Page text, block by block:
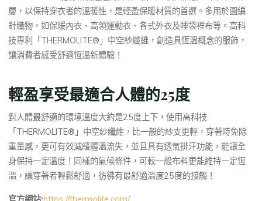
層，以保持穿衣者的溫暖性，是輕盈保暖材質的首選。多用於圓編
針織物，如保暖內衣、高領運動衣、各式外衣及睡袋裡布等。高科
技專利「THERMOLITE®」中空紗纖維，創造具恆溫概念的服飾，
讓消費者感受舒適恆溫新體驗！
輕盈享受最適合人體的25度
對人體最舒適的環境溫度大約是25度上下，使用高科技
「THERMOLITE®」中空紗纖維，比一般的紗支更輕，穿著時免除
重量感，更可有效減緩體溫流失，並且具有透氣排汗功能，能讓全
身保持一定溫度！同樣的氣候條件，可較一般布料更能維持一定恆
溫，讓穿著者輕鬆舒適，彷彿有最舒適溫度25度的接觸！